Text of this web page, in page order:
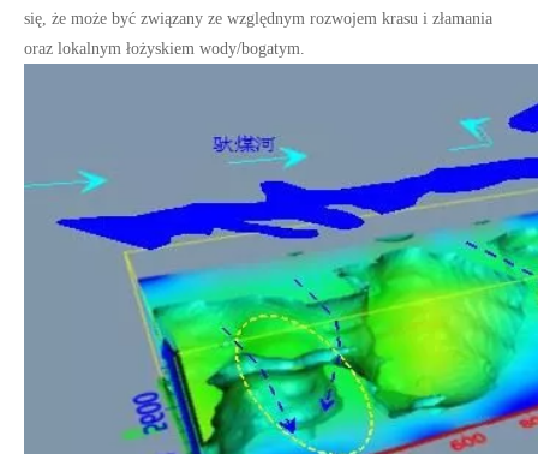
się, że może być związany ze względnym rozwojem krasu i złamania
oraz lokalnym łożyskiem wody/bogatym.